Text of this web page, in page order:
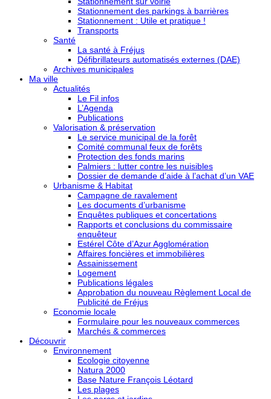
Stationnement des parkings à barrières
Stationnement : Utile et pratique !
Transports
Santé
La santé à Fréjus
Défibrillateurs automatisés externes (DAE)
Archives municipales
Ma ville
Actualités
Le Fil infos
L’Agenda
Publications
Valorisation & préservation
Le service municipal de la forêt
Comité communal feux de forêts
Protection des fonds marins
Palmiers : lutter contre les nuisibles
Dossier de demande d’aide à l’achat d’un VAE
Urbanisme & Habitat
Campagne de ravalement
Les documents d’urbanisme
Enquêtes publiques et concertations
Rapports et conclusions du commissaire
enquêteur
Estérel Côte d’Azur Agglomération
Affaires foncières et immobilières
Assainissement
Logement
Publications légales
Approbation du nouveau Règlement Local de
Publicité de Fréjus
Economie locale
Formulaire pour les nouveaux commerces
Marchés & commerces
Découvrir
Environnement
Ecologie citoyenne
Natura 2000
Base Nature François Léotard
Les plages